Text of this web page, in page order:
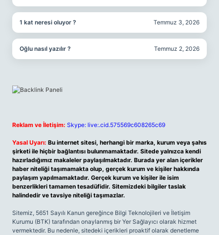
1 kat neresi oluyor ? Temmuz 3, 2026
Oğlu nasıl yazılır ? Temmuz 2, 2026
Reklam ve İletişim: Skype: live:.cid.575569c608265c69
Yasal Uyarı: Bu internet sitesi, herhangi bir marka, kurum veya şahıs
şirketi ile hiçbir bağlantısı bulunmamaktadır. Sitede yalnızca kendi
hazırladığımız makaleler paylaşılmaktadır. Burada yer alan içerikler
haber niteliği taşımamakta olup, gerçek kurum ve kişiler hakkında
paylaşım yapılmamaktadır. Gerçek kurum ve kişiler ile isim
benzerlikleri tamamen tesadüfidir. Sitemizdeki bilgiler taslak
halindedir ve tavsiye niteliği taşımazlar.
Sitemiz, 5651 Sayılı Kanun gereğince Bilgi Teknolojileri ve İletişim
Kurumu (BTK) tarafından onaylanmış bir Yer Sağlayıcı olarak hizmet
vermektedir. Bu nedenle, sitedeki içerikleri proaktif olarak denetleme